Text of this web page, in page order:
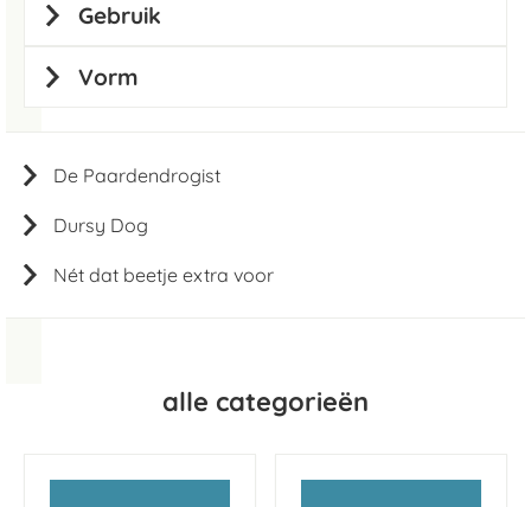
alle categorieën
De Paardendrogist
Dursy Dog
Nét dat beetje extra voor
Gebruik
Vorm